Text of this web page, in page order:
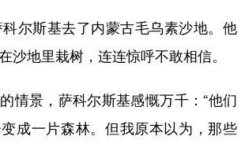
斯基去了内蒙古毛乌素沙地。他
沙地里栽树，连连惊呼不敢相信。
景，萨科尔斯基感慨万千：“他们
成一片森林。但我原本以为，那些